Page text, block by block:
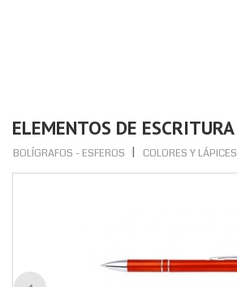
ELEMENTOS DE ESCRITURA
BOLÍGRAFOS - ESFEROS COLORES Y LÁPICES